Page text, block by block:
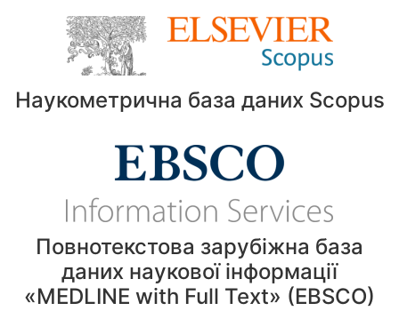
Наукометрична база даних Scopus
Повнотекстова зарубіжна база
даних наукової інформації
«MEDLINE with Full Text» (EBSCO)